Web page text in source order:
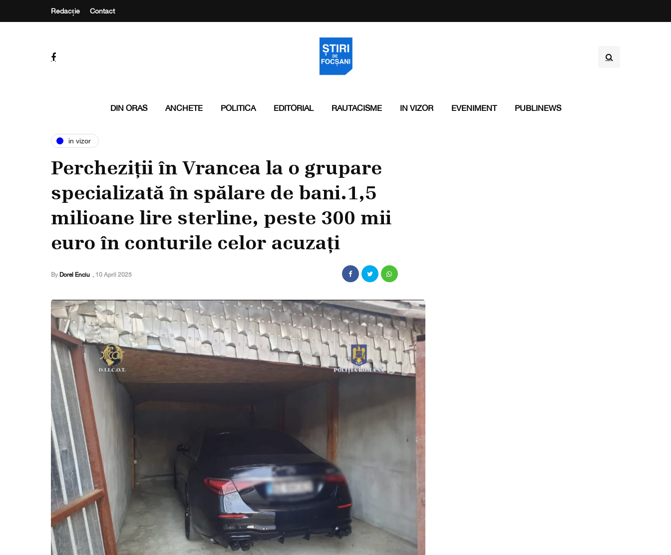
Redacție Contact
DIN ORAS ANCHETE POLITICA EDITORIAL RAUTACISME IN VIZOR EVENIMENT PUBLINEWS
in vizor
Percheziții în Vrancea la o grupare
specializată în spălare de bani.1,5
milioane lire sterline, peste 300 mii
euro în conturile celor acuzați
By Dorel Enciu , 10 April 2025